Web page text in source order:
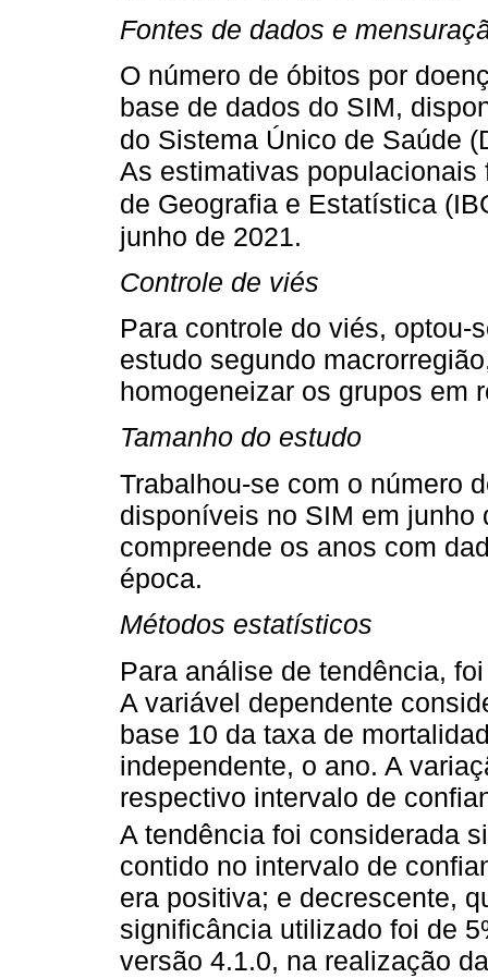
Fontes de dados e
O número de óbitos por
base de dados do SIM,
do Sistema Único de Saúde
As estimativas
de Geografia e Estatística
junho de 2021.
Controle de viés
Para controle do viés, optou-
estudo segundo
homogeneizar os grupos em
Tamanho do estudo
Trabalhou-se com o número
disponíveis no SIM em
compreende os anos com
época.
Métodos estatísticos
Para análise de tendência,
A variável dependente
base 10 da taxa de
independente, o ano. A
respectivo intervalo de
A tendência foi considerada
contido no intervalo de
era positiva; e decrescente,
significância utilizado foi de
versão 4.1.0, na realização